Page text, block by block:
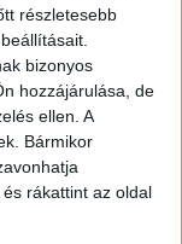
részletesebb
bizonyos
hozzájárulása, de
ellen. A
Bármikor
rákattint az oldal
elvárás az
kezelhető
A
hogy a